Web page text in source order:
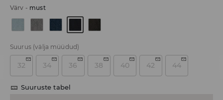
Värv - must
Suurus (välja müüdud)
32 34 36 38 40 42 44
Suuruste tabel